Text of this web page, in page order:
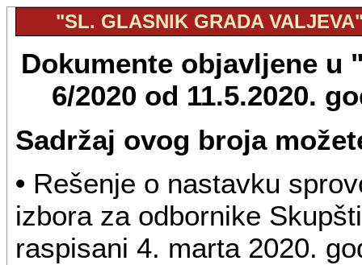
"SL. GLASNIK GRADA
Dokumente objavljene u
6/2020 od 11.5.2020.
Sadržaj ovog broja
• Rešenje o nastavku
izbora za odbornike
raspisani 4. marta 2020.